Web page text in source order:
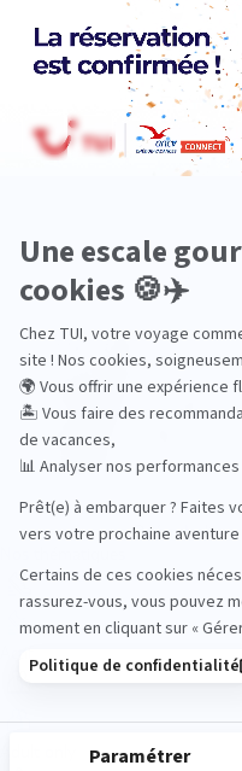
Océanie
Océan Indien